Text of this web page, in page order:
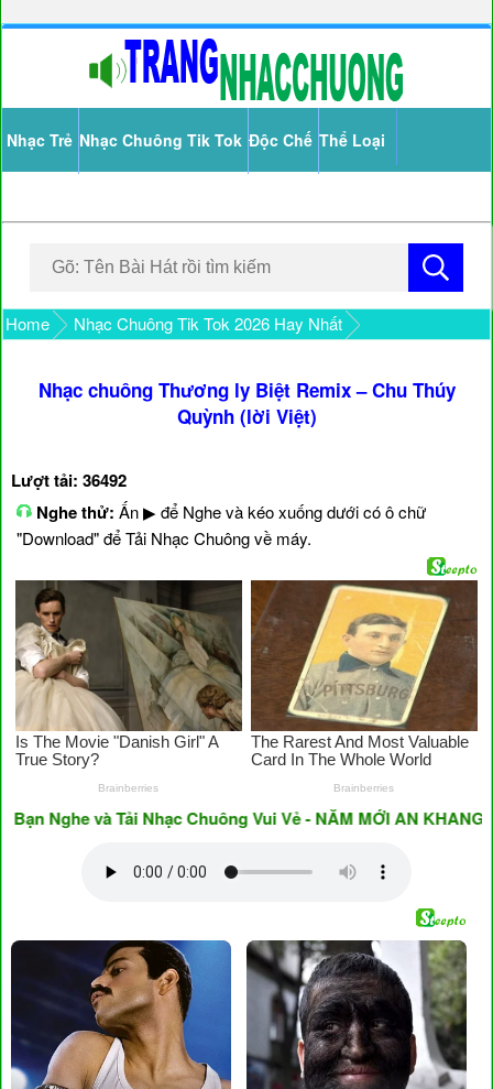
Nhạc Trẻ Nhạc Chuông Tik Tok Độc Chế Thể Loại
Home Nhạc Chuông Tik Tok 2026 Hay Nhất
Nhạc chuông Thương ly Biệt Remix – Chu Thúy
Quỳnh (lời Việt)
Lượt tải: 36492
Nghe thử: Ấn ▶ để Nghe và kéo xuống dưới có ô chữ
"Download" để Tải Nhạc Chuông về máy.
và Tải Nhạc Chuông Vui Vẻ - NĂM MỚI AN KHANG &